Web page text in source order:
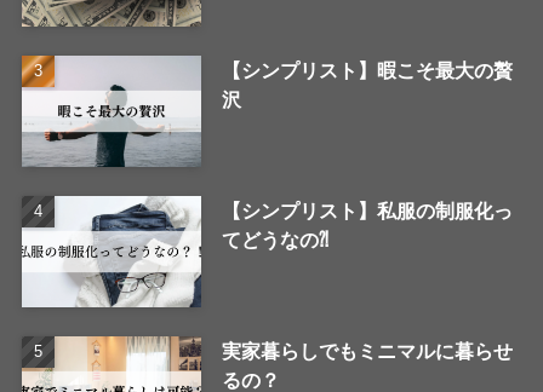
【シンプリスト】暇こそ最大の贅
沢
【シンプリスト】私服の制服化っ
てどうなの⁈
実家暮らしでもミニマルに暮らせ
るの？